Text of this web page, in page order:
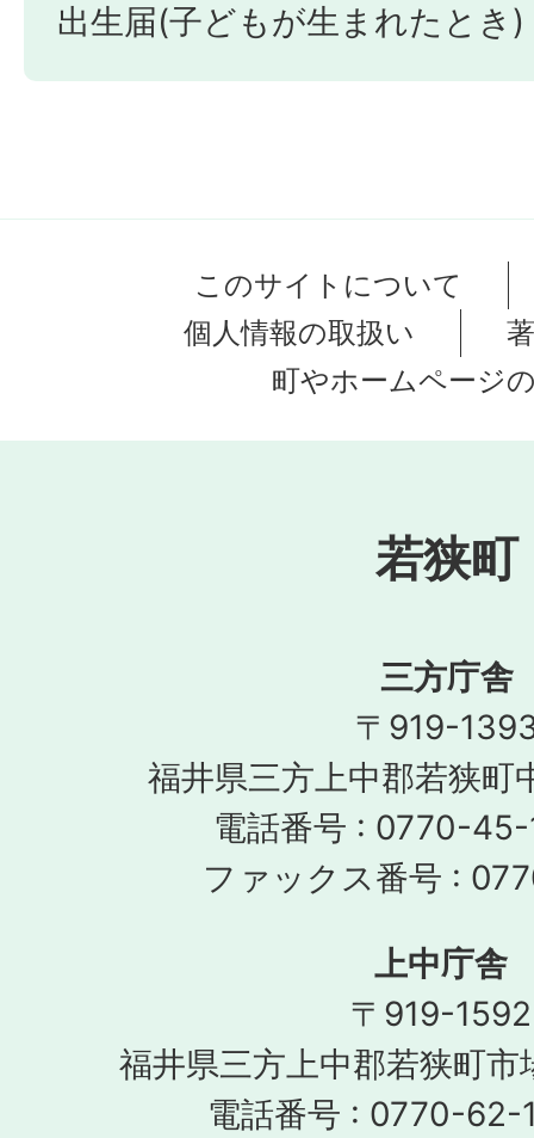
出生届(子どもが生まれたとき)
このサイトについて
個人情報の取扱い
町やホームページ
若狭町
三方庁舎
〒919-
福井県三方上中郡若狭町
電話番号 : 0770-45-
ファックス番号 :
上中庁舎
〒919-1592
福井県三方上中郡若狭町
電話番号 : 0770-62-